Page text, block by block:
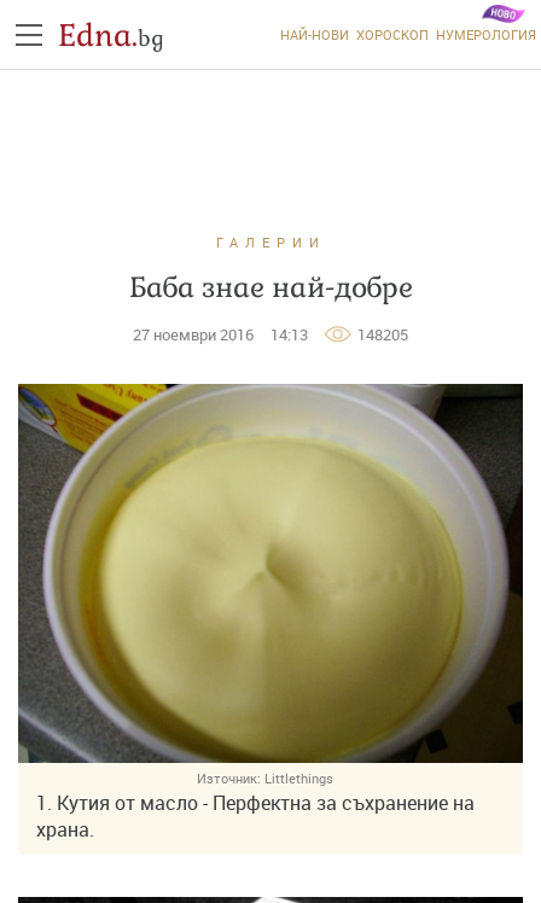
Edna.bg НАЙ-НОВИ ХОРОСКОП НУМЕРОЛОГИЯ
ГАЛЕРИИ
Баба знае най-добре
27 ноември 2016 14:13 148205
Източник: Littlethings
1. Кутия от масло - Перфектна за съхранение на
храна.